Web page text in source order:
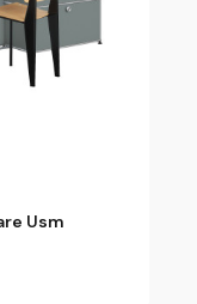
Usm